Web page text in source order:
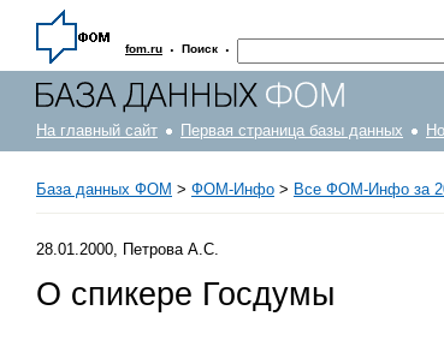
fom.ru · Поиск ·
На главный сайт Первая страница базы данных
База данных ФОМ > ФOM-Инфо > Все ФОМ-Инфо за
28.01.2000, Петрова А.С.
О спикере Госдумы